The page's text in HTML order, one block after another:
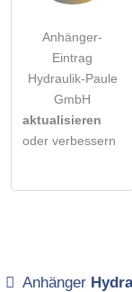
Anhänger-
Eintrag
Hydraulik-Paule
GmbH
aktualisieren
oder verbessern
Anhänger